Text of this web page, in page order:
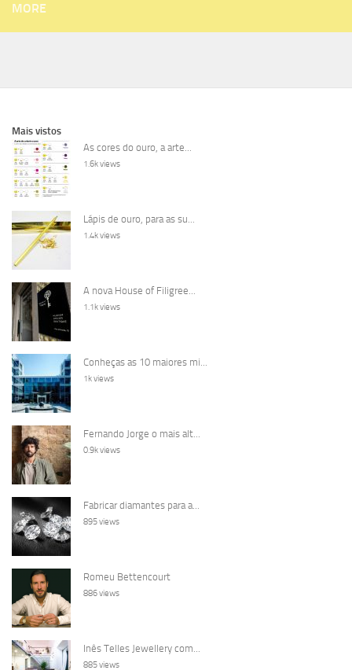
MORE
Mais vistos
As cores do ouro, a arte...
1.6k views
Lápis de ouro, para as su...
1.4k views
A nova House of Filigree...
1.1k views
Conheças as 10 maiores mi...
1k views
Fernando Jorge o mais alt...
0.9k views
Fabricar diamantes para a...
895 views
Romeu Bettencourt
886 views
Inês Telles Jewellery com...
885 views